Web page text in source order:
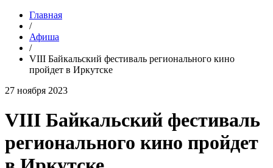
Главная
/
Афиша
/
VIII Байкальский фестиваль регионального кино
пройдет в Иркутске
27 ноября 2023
VIII Байкальский фестиваль
регионального кино пройдет